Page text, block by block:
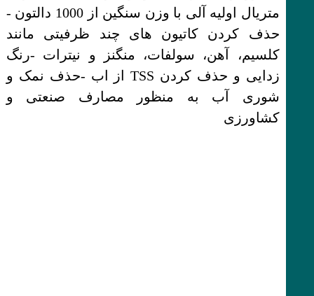
متریال اولیه آلی با وزن سنگین از 1000 دالتون -
حذف کردن کاتیون های چند ظرفیتی مانند
کلسیم، آهن، سولفات، منگنز و نیترات -رنگ
زدایی و حذف کردن TSS از اب -حذف نمک و
شوری آب به منظور مصارف صنعتی و
کشاورزی